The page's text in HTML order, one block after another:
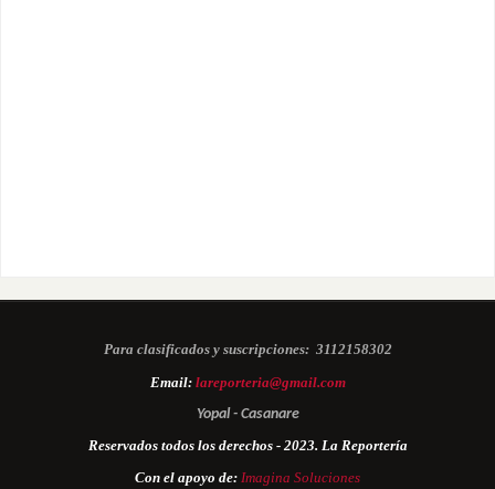
Para clasificados y suscripciones: 3112158302
Email: lareporteria@gmail.com
Yopal - Casanare
Reservados todos los derechos - 2023. La Reportería
Con el apoyo de: Imagina Soluciones